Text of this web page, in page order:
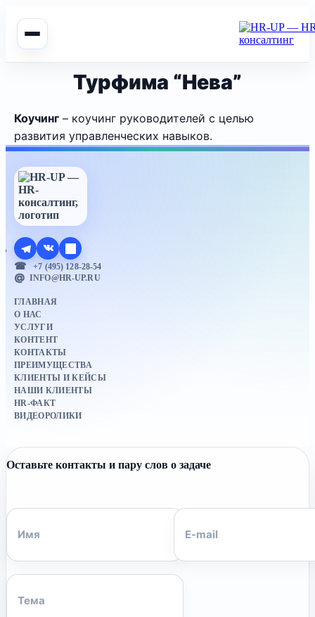
Турфима “Нева”
Коучинг – коучинг руководителей с целью
развития управленческих навыков.
+7 (495) 128-28-54
INFO@HR-UP.RU
ГЛАВНАЯ
О НАС
УСЛУГИ
КОНТЕНТ
КОНТАКТЫ
ПРЕИМУЩЕСТВА
КЛИЕНТЫ И КЕЙСЫ
НАШИ КЛИЕНТЫ
HR-ФАКТ
ВИДЕОРОЛИКИ